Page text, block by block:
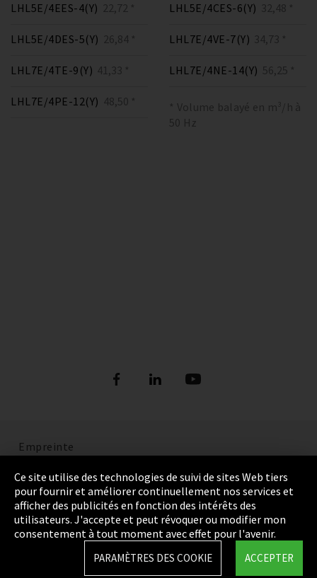
LHL5E/4EES-4(Y) 22,72 *
LHL5E/4DES-5(Y) 26,84 *
LHL5E/4CES-6(Y) 32,48 *
LHL7E/4VE-7(Y) 34,73 *
LHL7E/4TE-9(Y) 41,33 *
LHL7E/4PE-12(Y) 48,50 *
LHL7E/4NE-14(Y) 56,25 *
* Volume balayé en m³/h à
50 Hz
Empreinte
Politique de confidentialité
Cookie Settings
Termes et Conditions
Ce site utilise des technologies de suivi de sites Web tiers
pour fournir et améliorer continuellement nos services et
afficher des publicités en fonction des intérêts des
utilisateurs. J'accepte et peut révoquer ou modifier mon
consentement à tout moment avec effet pour l'avenir.
ACCEPTER
PARAMÈTRES DES COOKIE